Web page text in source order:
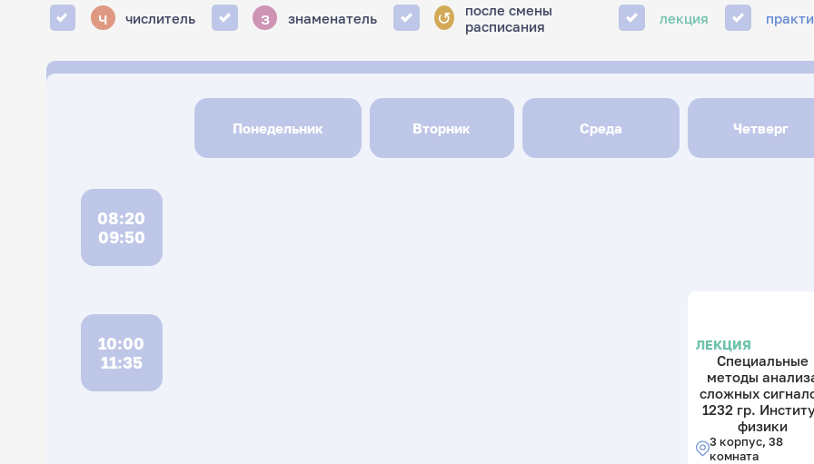
ч числитель з знаменатель ↺
после смены
расписания
лекция
Понедельник Вторник Среда Четверг
08:20
09:50
10:00
11:35
ЛЕКЦИЯ
Специальные
методы
сложных
1232 гр.
физики
3 корпус, 38
комната